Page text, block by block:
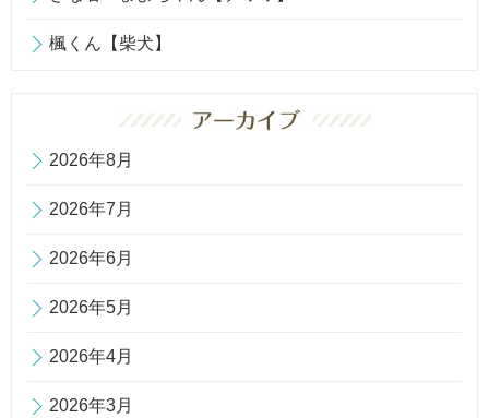
楓くん【柴犬】
2026年8月
2026年7月
2026年6月
2026年5月
2026年4月
2026年3月